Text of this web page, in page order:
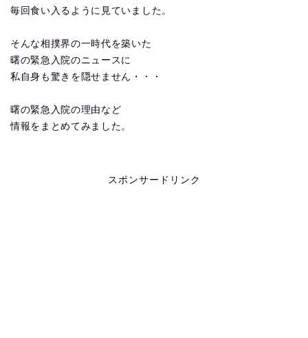
毎回食い入るように見ていました。
そんな相撲界の一時代を築いた
曙の緊急入院のニュースに
私自身も驚きを隠せません・・・
曙の緊急入院の理由など
情報をまとめてみました。
スポンサードリンク